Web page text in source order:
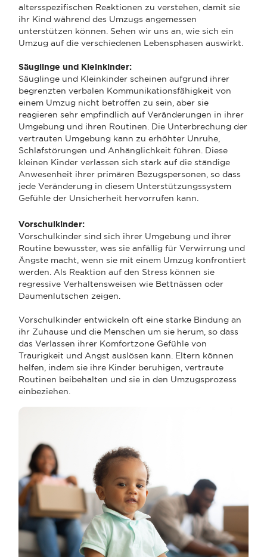
altersspezifischen Reaktionen zu verstehen, damit sie
ihr Kind während des Umzugs angemessen
unterstützen können. Sehen wir uns an, wie sich ein
Umzug auf die verschiedenen Lebensphasen auswirkt.
Säuglinge und Kleinkinder:
Säuglinge und Kleinkinder scheinen aufgrund ihrer
begrenzten verbalen Kommunikationsfähigkeit von
einem Umzug nicht betroffen zu sein, aber sie
reagieren sehr empfindlich auf Veränderungen in ihrer
Umgebung und ihren Routinen. Die Unterbrechung der
vertrauten Umgebung kann zu erhöhter Unruhe,
Schlafstörungen und Anhänglichkeit führen. Diese
kleinen Kinder verlassen sich stark auf die ständige
Anwesenheit ihrer primären Bezugspersonen, so dass
jede Veränderung in diesem Unterstützungssystem
Gefühle der Unsicherheit hervorrufen kann.
Vorschulkinder:
Vorschulkinder sind sich ihrer Umgebung und ihrer
Routine bewusster, was sie anfällig für Verwirrung und
Ängste macht, wenn sie mit einem Umzug konfrontiert
werden. Als Reaktion auf den Stress können sie
regressive Verhaltensweisen wie Bettnässen oder
Daumenlutschen zeigen.
Vorschulkinder entwickeln oft eine starke Bindung an
ihr Zuhause und die Menschen um sie herum, so dass
das Verlassen ihrer Komfortzone Gefühle von
Traurigkeit und Angst auslösen kann. Eltern können
helfen, indem sie ihre Kinder beruhigen, vertraute
Routinen beibehalten und sie in den Umzugsprozess
einbeziehen.